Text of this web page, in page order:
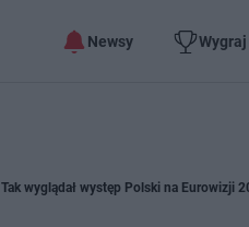
Newsy Wygraj
Tak wyglądał występ Polski na Eurowizji